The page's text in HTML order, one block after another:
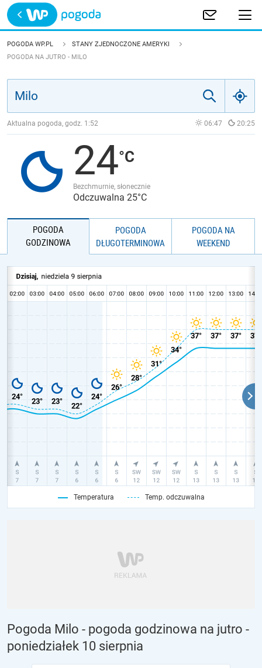
Trwa ładowanie
POLSKA
JAKOŚĆ POWIETRZA
POGODA WP.PL
STANY ZJEDNOCZONE AMERYKI
POGODA NA JUTRO - MILO
Aktualna pogoda, godz. 1:52 06:47 20:25
24
Bezchmurnie, słonecznie
Odczuwalna 25°C
POGODA
GODZINOWA
POGODA
DŁUGOTERMINOWA
POGODA NA
WEEKEND
Temperatura Temp. odczuwalna
Pogoda Milo - pogoda godzinowa na jutro -
poniedziałek 10 sierpnia